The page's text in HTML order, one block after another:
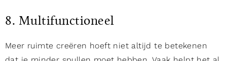
8. Multifunctioneel
Meer ruimte creëren hoeft niet altijd te betekenen